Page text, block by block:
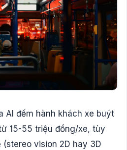
AI đếm hành khách xe buýt
15-55 triệu đồng/xe, tùy
vision 2D hay 3D